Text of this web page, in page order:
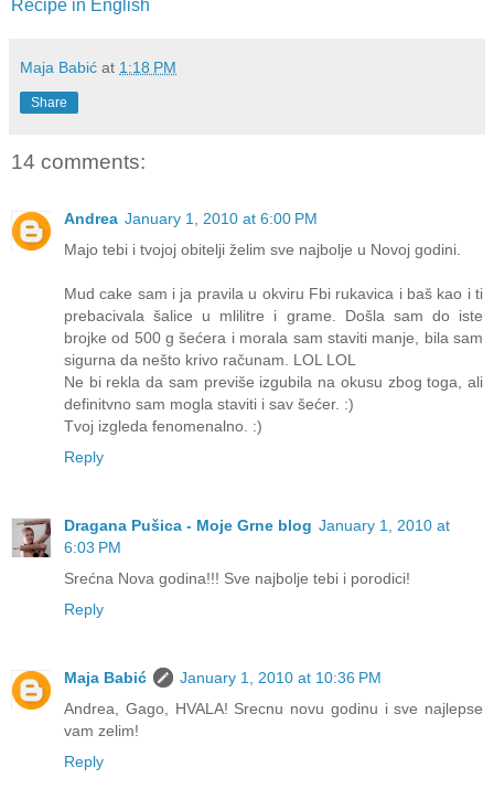
Recipe in English
Maja Babić at 1:18 PM
Share
14 comments:
Andrea January 1, 2010 at 6:00 PM
Majo tebi i tvojoj obitelji želim sve najbolje u Novoj godini.
Mud cake sam i ja pravila u okviru Fbi rukavica i baš kao i ti
prebacivala šalice u mlilitre i grame. Došla sam do iste
brojke od 500 g šećera i morala sam staviti manje, bila sam
sigurna da nešto krivo računam. LOL LOL
Ne bi rekla da sam previše izgubila na okusu zbog toga, ali
definitvno sam mogla staviti i sav šećer. :)
Tvoj izgleda fenomenalno. :)
Reply
Dragana Pušica - Moje Grne blog January 1, 2010 at
6:03 PM
Srećna Nova godina!!! Sve najbolje tebi i porodici!
Reply
Maja Babić
January 1, 2010 at 10:36 PM
Andrea, Gago, HVALA! Srecnu novu godinu i sve najlepse
vam zelim!
Reply